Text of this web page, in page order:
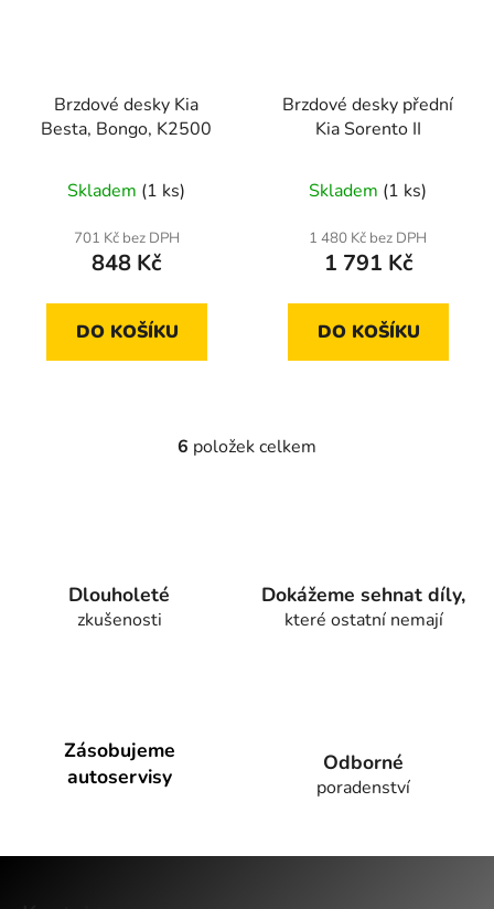
Brzdové desky Kia
Besta, Bongo, K2500
Skladem (1 ks)
701 Kč bez DPH
848 Kč
DO KOŠÍKU
Brzdové desky přední
Kia Sorento II
Skladem (1 ks)
1 480 Kč bez DPH
1 791 Kč
DO KOŠÍKU
O
6 položek celkem
Dlouholeté
zkušenosti
Dokážeme sehnat díly,
které ostatní nemají
Zásobujeme
autoservisy
Odborné
poradenství